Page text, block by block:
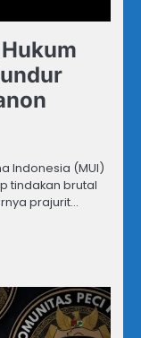
Indonesia (MUI)
tindakan brutal
prajurit…